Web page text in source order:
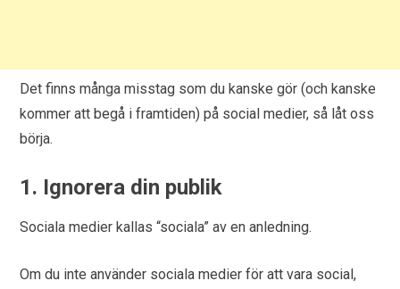
Det finns många misstag som du kanske gör (och kanske
kommer att begå i framtiden) på social medier, så låt oss
börja.
1. Ignorera din publik
Sociala medier kallas “sociala” av en anledning.
Om du inte använder sociala medier för att vara social,